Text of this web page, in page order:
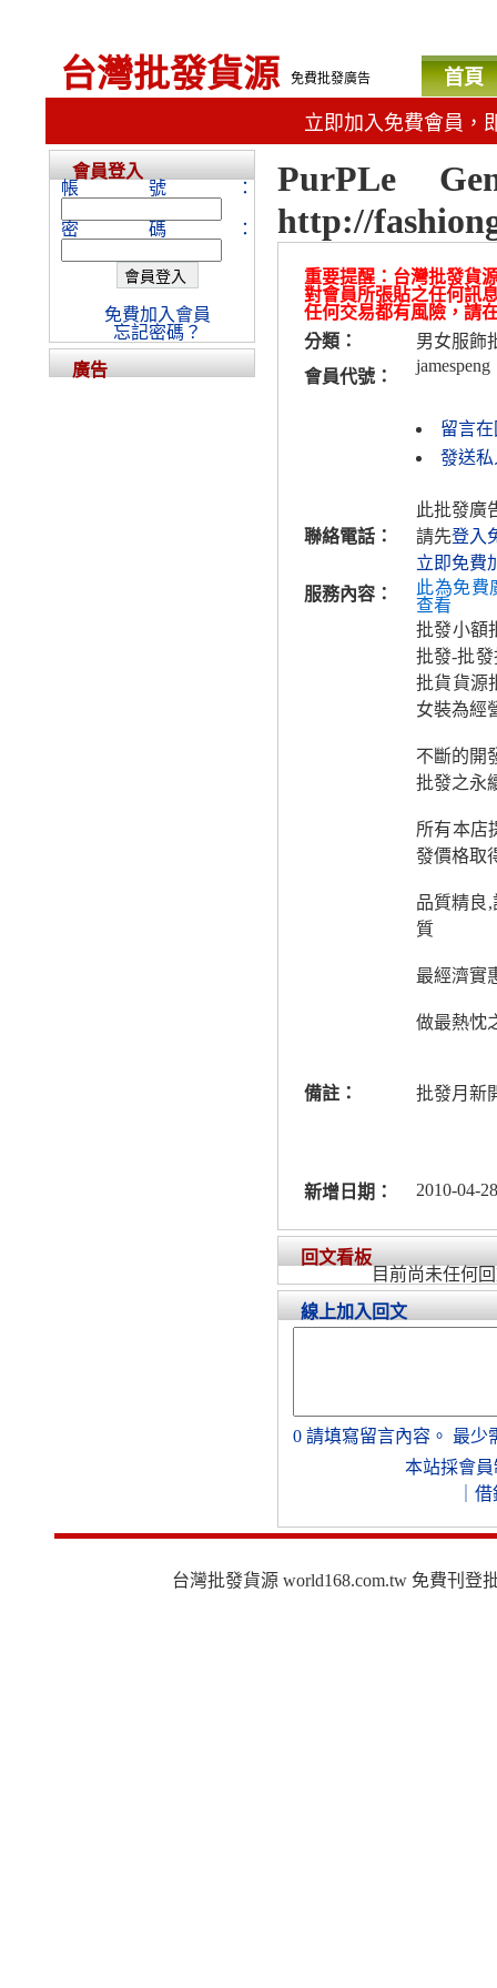
台灣批發貨源 免費批發廣告 首頁
立即加入免費會員，
PurPLe
http://
重要提醒：台灣批發貨
對會員所張貼之任何訊
任何交易都有風險，請
分類：
男女服飾
會員代號：
jamespeng
留言
發送私
聯絡電話：
此批發廣
請先登入
立即免費
服務內容：
此為免費
查看
批發小額
批發-批
批貨貨源
女裝為經
不斷的開
批發之永
所有本店
發價格取
品質精良
質
最經濟實
做最熱忱
備註： 批發月新
新增日期： 2010-04-
回文看板
目前尚未任何
線上加入回文
0 請填寫留言內容。 最少
本站採會員
借
會員登入
帳號：
密碼：
免費加入會員
忘記密碼？
廣告
台灣批發貨源 world168.com.tw 免費刊登